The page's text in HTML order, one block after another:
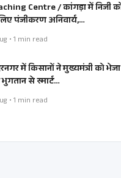
Centre / कांगड़ा में निजी
पंजीकरण अनिवार्य,…
• 1 min read
में किसानों ने मुख्यमंत्री को
से स्मार्ट…
• 1 min read